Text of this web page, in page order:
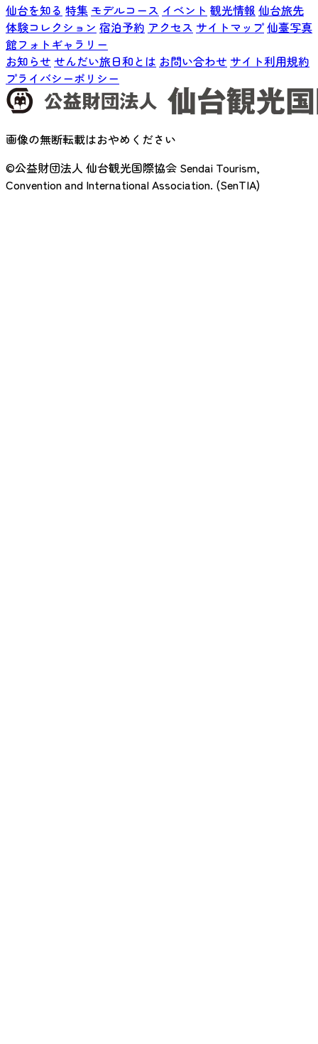
仙台を知る 特集 モデルコース イベント 観光情報 仙台旅先
体験コレクション 宿泊予約 アクセス サイトマップ仙臺写真
館フォトギャラリー
お知らせ せんだい旅日和とは お問い合わせ サイト利用規約
プライバシーポリシー
画像の無断転載はおやめください
©公益財団法人 仙台観光国際協会 Sendai Tourism,
Convention and International Association. (SenTIA)